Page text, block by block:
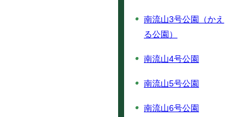
南流山3号公園（かえ
る公園）
南流山4号公園
南流山5号公園
南流山6号公園